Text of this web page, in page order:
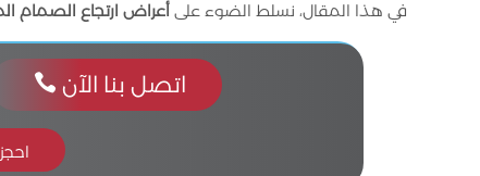
في هذا المقال، نسلط الضوء على أعراض ارتجاع الصمام
اتصل بنا الآن 